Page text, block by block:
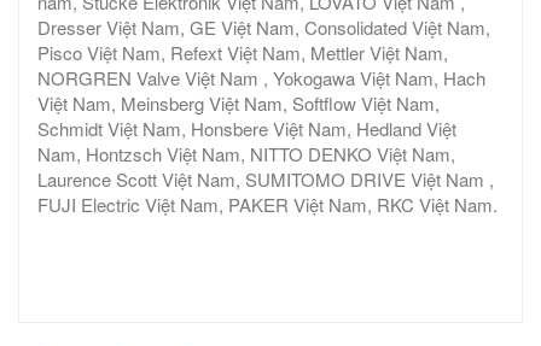
Dresser Việt Nam, GE Việt Nam, Consolidated Việt Nam,
Pisco Việt Nam, Refext Việt Nam, Mettler Việt Nam,
NORGREN Valve Việt Nam , Yokogawa Việt Nam, Hach
Việt Nam, Meinsberg Việt Nam, Softflow Việt Nam,
Schmidt Việt Nam, Honsbere Việt Nam, Hedland Việt
Nam, Hontzsch Việt Nam, NITTO DENKO Việt Nam,
Laurence Scott Việt Nam, SUMITOMO DRIVE Việt Nam ,
FUJI Electric Việt Nam, PAKER Việt Nam, RKC Việt Nam.